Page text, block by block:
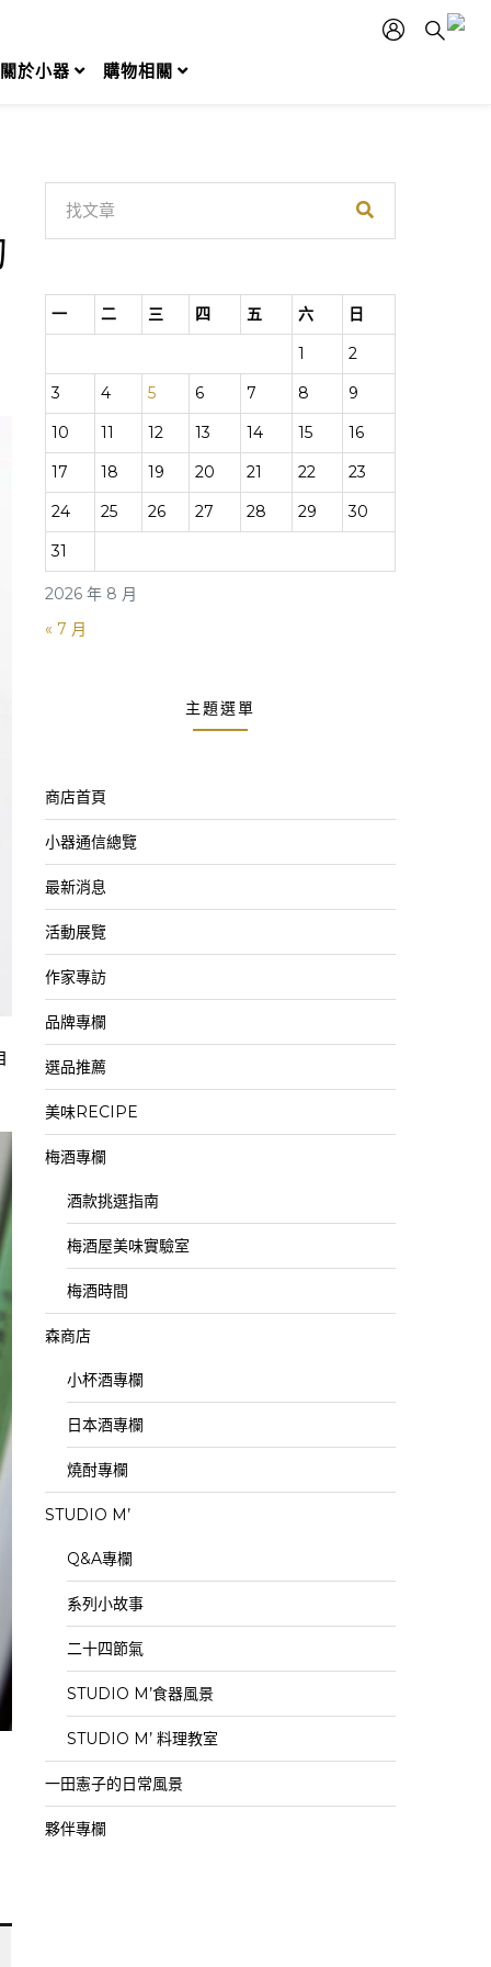
關於小器 購物相關
2026 年 8 月
一 二 三 四 五 六
日
1
2
3
4 5 6 7 8
9
10
11 12 13 14 15
16
17
18 19 20 21 22
23
24
25 26 27 28 29
30
31
« 7 月
主題選單
商店首頁
小器通信總覽
最新消息
活動展覽
作家專訪
品牌專欄
選品推薦
美味RECIPE
梅酒專欄
酒款挑選指南
梅酒屋美味實驗室
梅酒時間
森商店
小杯酒專欄
日本酒專欄
燒酎專欄
STUDIO M’
Q&A專欄
系列小故事
二十四節氣
STUDIO M’食器風景
STUDIO M’ 料理教室
一田憲子的日常風景
夥伴專欄